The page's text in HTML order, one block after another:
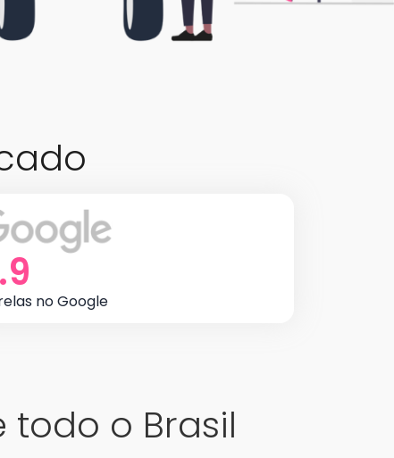
no Google
o Brasil